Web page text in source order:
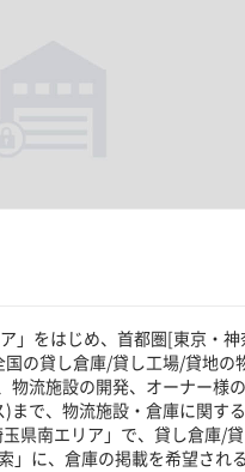
ア」をはじめ、首都圏[東京
の貸し倉庫/貸し工場/貸地
物流施設の開発、オーナー様
まで、物流施設・倉庫に関す
県南エリア」で、貸し倉庫/
」に、倉庫の掲載を希望さ